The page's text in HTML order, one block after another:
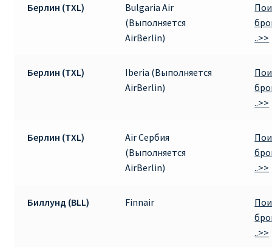
Берлин (TXL)
Bulgaria Air
(Выполняется
AirBerlin)
..>>
Берлин (TXL)
Iberia (Выполняется
AirBerlin)
..>>
Берлин (TXL)
Air Сербия
(Выполняется
AirBerlin)
..>>
Биллунд (BLL) Finnair
..>>